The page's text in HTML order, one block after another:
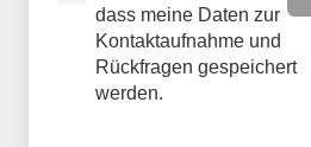
dass meine Daten zur
Kontaktaufnahme und
Rückfragen gespeichert
werden.